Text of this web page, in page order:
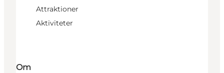
Attraktioner
Aktiviteter
Om